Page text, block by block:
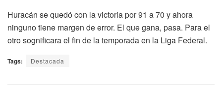
Huracán se quedó con la victoria por 91 a 70 y ahora
ninguno tiene margen de error. El que gana, pasa. Para el
otro sognificara el fin de la temporada en la Liga Federal.
Tags: Destacada